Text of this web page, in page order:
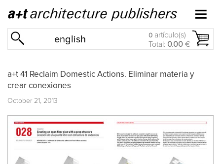
english 0 artículo(s)
Total: 0.00 €
a+t 41 Reclaim Domestic Actions. Eliminar materia y
crear conexiones
October 21, 2013